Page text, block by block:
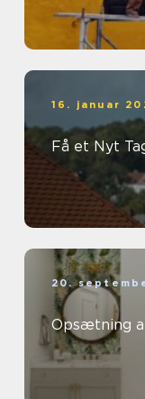
16. januar
Få et Nyt
20.
Opsætning